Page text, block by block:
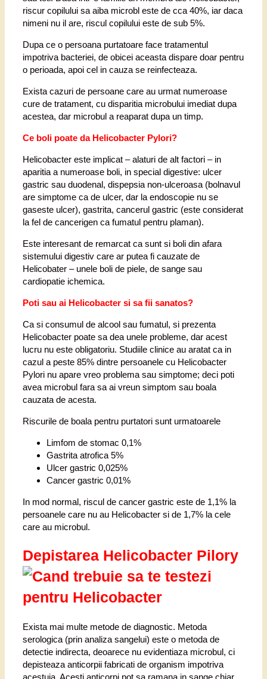
riscur copilului sa aiba microbl este de cca 40%, iar daca
nimeni nu il are, riscul copilului este de sub 5%.
Dupa ce o persoana purtatoare face tratamentul
impotriva bacteriei, de obicei aceasta dispare doar pentru
o perioada, apoi cel in cauza se reinfecteaza.
Exista cazuri de persoane care au urmat numeroase
cure de tratament, cu disparitia microbului imediat dupa
acestea, dar microbul a reaparat dupa un timp.
Ce boli poate da Helicobacter Pylori?
Helicobacter este implicat – alaturi de alt factori – in
aparitia a numeroase boli, in special digestive: ulcer
gastric sau duodenal, dispepsia non-ulceroasa (bolnavul
are simptome ca de ulcer, dar la endoscopie nu se
gaseste ulcer), gastrita, cancerul gastric (este considerat
la fel de cancerigen ca fumatul pentru plaman).
Este interesant de remarcat ca sunt si boli din afara
sistemului digestiv care ar putea fi cauzate de
Helicobater – unele boli de piele, de sange sau
cardiopatie ichemica.
Poti sau ai Helicobacter si sa fii sanatos?
Ca si consumul de alcool sau fumatul, si prezenta
Helicobacter poate sa dea unele probleme, dar acest
lucru nu este obligatoriu. Studiile clinice au aratat ca in
cazul a peste 85% dintre persoanele cu Helicobacter
Pylori nu apare vreo problema sau simptome; deci poti
avea microbul fara sa ai vreun simptom sau boala
cauzata de acesta.
Riscurile de boala pentru purtatori sunt urmatoarele
Limfom de stomac 0,1%
Gastrita atrofica 5%
Ulcer gastric 0,025%
Cancer gastric 0,01%
In mod normal, riscul de cancer gastric este de 1,1% la
persoanele care nu au Helicobacter si de 1,7% la cele
care au microbul.
Depistarea Helicobacter Pilory
Exista mai multe metode de diagnostic. Metoda
serologica (prin analiza sangelui) este o metoda de
detectie indirecta, deoarece nu evidentiaza microbul, ci
depisteaza anticorpii fabricati de organism impotriva
acestuia. Acesti anticorpi pot sa ramana in sange chiar